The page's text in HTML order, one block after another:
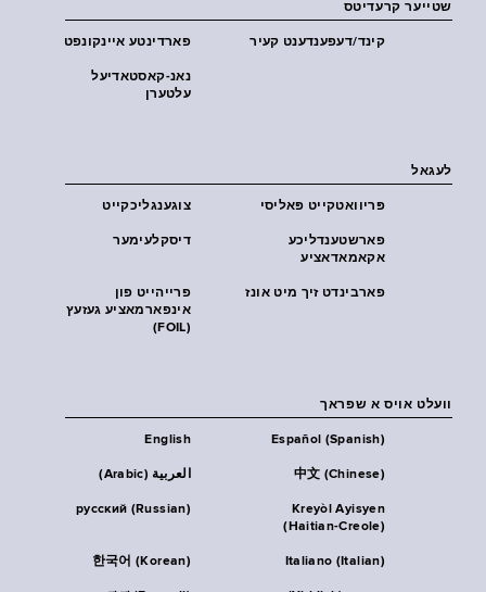
שטייער קרעדיטס
פארדינטע איינקונפט קינד/דעפענדענט קעיר
נאנ-קאסטאדיעל
עלטערן
לעגאל
צוגענגליכקייט פּריוואטקייט פּאליסי
דיסקלעימער
פארשטענדליכע
אקאמאדאציע
פרייהייט פון
אינפארמאציע געזעץ
(FOIL)
פארבינדט זיך מיט אונז
וועלט אויס א שפראך
English Español (Spanish)
العربية (Arabic) 中文 (Chinese)
русский (Russian)
Kreyòl Ayisyen
(Haitian-Creole)
한국어 (Korean) Italiano (Italian)